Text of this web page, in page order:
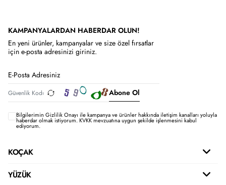
KAMPANYALARDAN HABERDAR OLUN!
En yeni ürünler, kampanyalar ve size özel fırsatlar
için e-posta adresinizi giriniz.
Abone Ol
Bilgilerimin Gizlilik Onayı ile kampanya ve ürünler hakkında iletişim kanalları yoluyla
haberdar olmak istiyorum.KVKK mevzuatına uygun şekilde işlenmesini kabul
ediyorum.
KOÇAK
YÜZÜK